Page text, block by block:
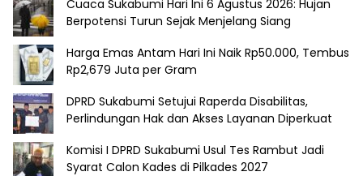
Cuaca Sukabumi Hari Ini 6 Agustus 2026: Hujan
Berpotensi Turun Sejak Menjelang Siang
Harga Emas Antam Hari Ini Naik Rp50.000, Tembus
Rp2,679 Juta per Gram
DPRD Sukabumi Setujui Raperda Disabilitas,
Perlindungan Hak dan Akses Layanan Diperkuat
Komisi I DPRD Sukabumi Usul Tes Rambut Jadi
Syarat Calon Kades di Pilkades 2027